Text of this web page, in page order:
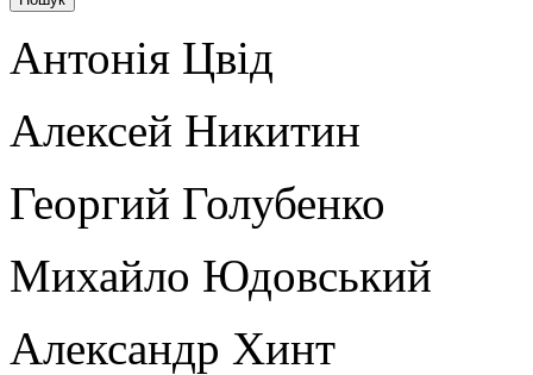
Антонія Цвід
Алексей Никитин
Георгий Голубенко
Михайло Юдовський
Александр Хинт